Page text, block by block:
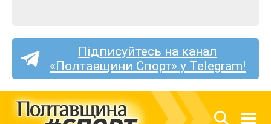
Підписуйтесь на канал
«Полтавщини Спорт» у Telegram!